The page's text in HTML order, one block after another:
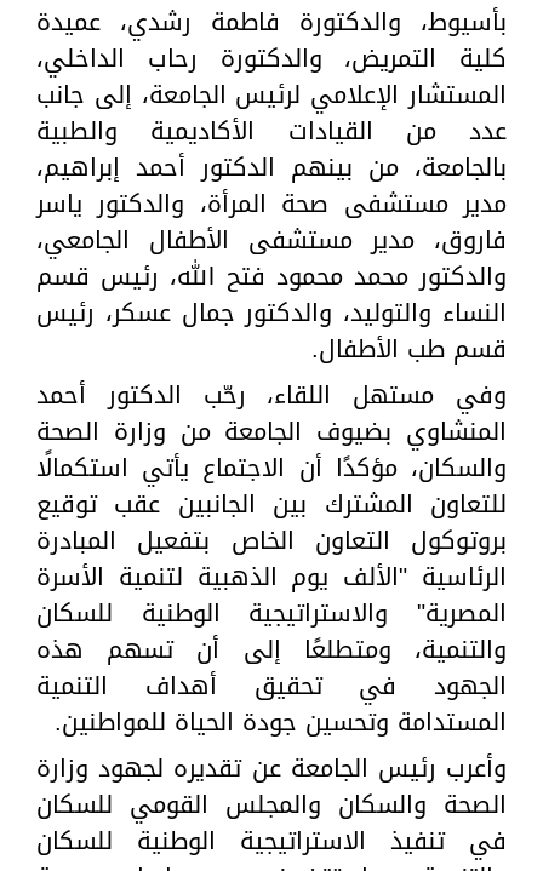
بأسيوط، والدكتورة فاطمة رشدي، عميدة
كلية التمريض، والدكتورة رحاب الداخلي،
المستشار الإعلامي لرئيس الجامعة، إلى جانب
عدد من القيادات الأكاديمية والطبية
بالجامعة، من بينهم الدكتور أحمد إبراهيم،
مدير مستشفى صحة المرأة، والدكتور ياسر
فاروق، مدير مستشفى الأطفال الجامعي،
والدكتور محمد محمود فتح الله، رئيس قسم
النساء والتوليد، والدكتور جمال عسكر، رئيس
قسم طب الأطفال.
وفي مستهل اللقاء، رحّب الدكتور أحمد
المنشاوي بضيوف الجامعة من وزارة الصحة
والسكان، مؤكدًا أن الاجتماع يأتي استكمالًا
للتعاون المشترك بين الجانبين عقب توقيع
بروتوكول التعاون الخاص بتفعيل المبادرة
الرئاسية "الألف يوم الذهبية لتنمية الأسرة
المصرية" والاستراتيجية الوطنية للسكان
والتنمية، ومتطلعًا إلى أن تسهم هذه
الجهود في تحقيق أهداف التنمية
المستدامة وتحسين جودة الحياة للمواطنين.
وأعرب رئيس الجامعة عن تقديره لجهود وزارة
الصحة والسكان والمجلس القومي للسكان
في تنفيذ الاستراتيجية الوطنية للسكان